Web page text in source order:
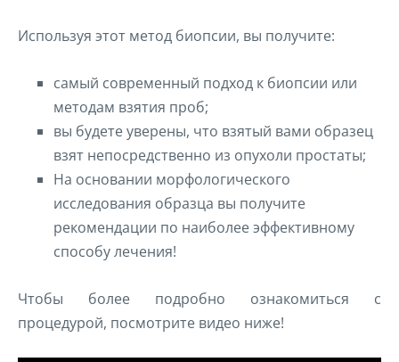
Используя этот метод биопсии, вы получите:
самый современный подход к биопсии или
методам взятия проб;
вы будете уверены, что взятый вами образец
взят непосредственно из опухоли простаты;
На основании морфологического
исследования образца вы получите
рекомендации по наиболее эффективному
способу лечения!
Чтобы более подробно ознакомиться с
процедурой, посмотрите видео ниже!